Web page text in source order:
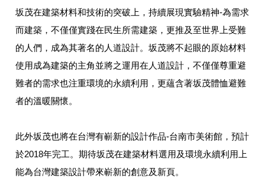
坂茂在建築材料和技術的突破上，持續展現實驗精神-為需求
而建築，不僅僅實踐在民生所需建築，更推及至世界上受難
的人們，成為其著名的人道設計。坂茂將不起眼的原始材料
使用成為建築的主角並將之運用在人道設計，不僅僅尊重避
難者的需求也注重環境的永續利用，更蘊含著坂茂體恤避難
者的溫暖關懷。
此外坂茂也將在台灣有嶄新的設計作品-台南市美術館，預計
於2018年完工。期待坂茂在建築材料選用及環境永續利用上
能為台灣建築設計帶來嶄新的創意及新頁。